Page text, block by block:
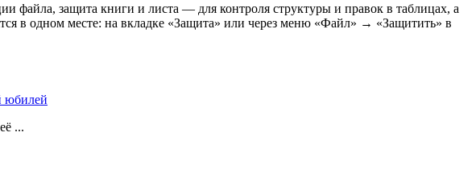
файла, защита книги и листа — для контроля структуры и правок в таблицах, а
в одном месте: на вкладке «Защита» или через меню «Файл» → «Защитить» в
юбилей
...